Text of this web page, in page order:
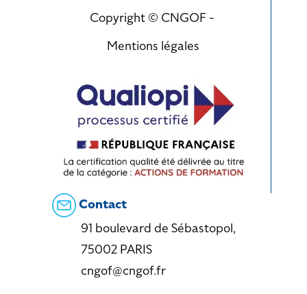
Copyright © CNGOF -
Mentions légales
Contact
91 boulevard de Sébastopol,
75002 PARIS
cngof@cngof.fr